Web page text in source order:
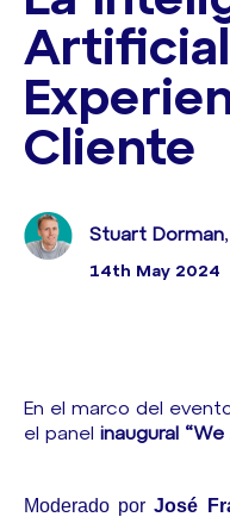
Artificial
Cliente
Stuart Dorman
14th May 2024
En el marco del
el panel inaugural “We
Moderado porJosé